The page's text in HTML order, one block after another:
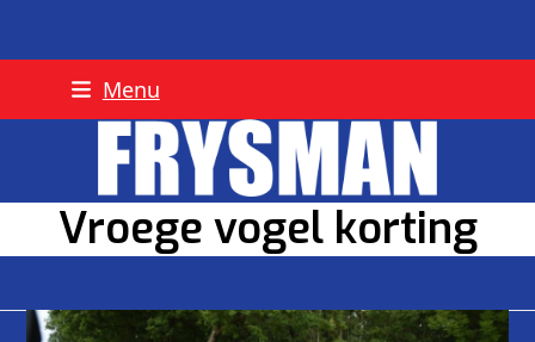
Menu
Vroege vogel korting